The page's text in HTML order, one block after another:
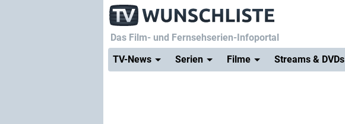
Das Film- und Fernsehserien-Infoportal
TV-News
Serien Filme Streams & DVDs